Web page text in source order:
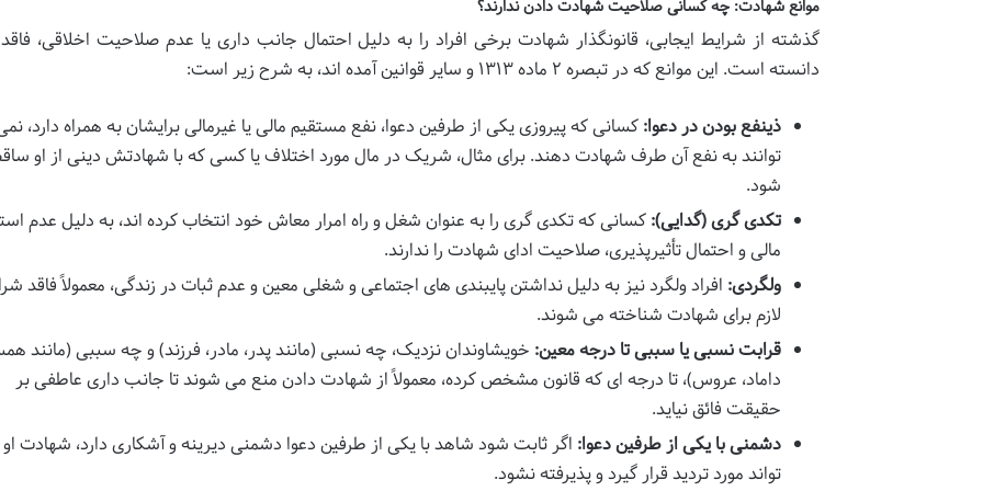
موانع شهادت: چه کسانی صلاحیت شهادت دادن ندارند؟
گذشته از شرایط ایجابی، قانونگذار شهادت برخی افراد را به دلیل احتمال جانب داری یا عدم صلاحیت اخلاقی، فاقد
دانسته است. این موانع که در تبصره ۲ ماده ۱۳۱۳ و سایر قوانین آمده اند، به شرح زیر است:
ذینفع بودن در دعوا: کسانی که پیروزی یکی از طرفین دعوا، نفع مستقیم مالی یا غیرمالی برایشان به همراه دارد،
توانند به نفع آن طرف شهادت دهند. برای مثال، شریک در مال مورد اختلاف یا کسی که با شهادتش دینی از او
شود.
تکدی گری (گدایی): کسانی که تکدی گری را به عنوان شغل و راه امرار معاش خود انتخاب کرده اند، به دلیل عدم
مالی و احتمال تأثیرپذیری، صلاحیت ادای شهادت را ندارند.
ولگردی: افراد ولگرد نیز به دلیل نداشتن پایبندی های اجتماعی و شغلی معین و عدم ثبات در زندگی، معمولاً فاقد
لازم برای شهادت شناخته می شوند.
قرابت نسبی یا سببی تا درجه معین: خویشاوندان نزدیک، چه نسبی (مانند پدر، مادر، فرزند) و چه سببی (مانند
داماد، عروس)، تا درجه ای که قانون مشخص کرده، معمولاً از شهادت دادن منع می شوند تا جانب داری عاطفی بر
حقیقت فائق نیاید.
دشمنی با یکی از طرفین دعوا: اگر ثابت شود شاهد با یکی از طرفین دعوا دشمنی دیرینه و آشکاری دارد، شهادت
تواند مورد تردید قرار گیرد و پذیرفته نشود.